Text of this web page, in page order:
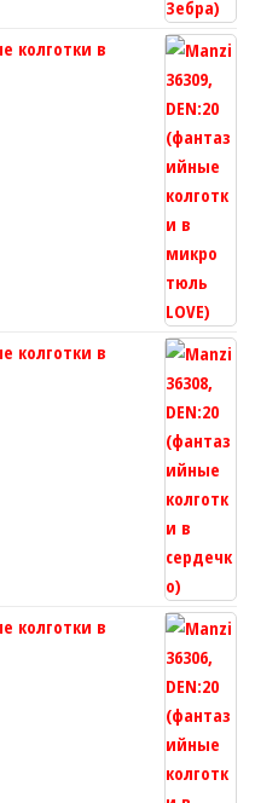
колготки в
колготки в
колготки в